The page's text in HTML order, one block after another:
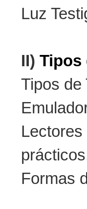
Luz
II) Tipos
Tipos de
Formas